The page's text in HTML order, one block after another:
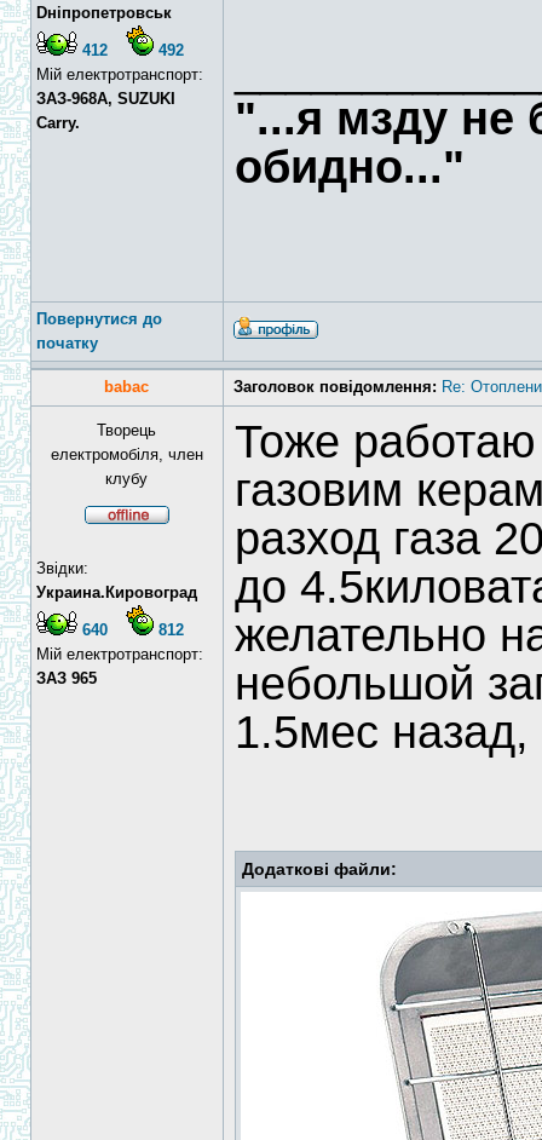
Dніпропетровськ
412
492
Мій електротранспорт:
ЗАЗ-968А, SUZUKI
Carry.
"...я мзду не
обидно..."
Повернутися до
початку
babac Заголовок повідомлення: Re:
Творець
електромобіля, член
клубу
Звідки:
Украина.Кировоград
640
812
Мій електротранспорт:
ЗАЗ 965
Тоже
газовим
разход газа
до
желательно
небольшой
1.5мес назад,
Додаткові файли: